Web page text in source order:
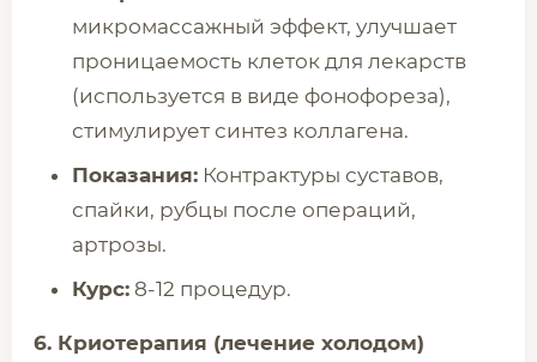
микромассажный эффект, улучшает
проницаемость клеток для лекарств
(используется в виде фонофореза),
стимулирует синтез коллагена.
Показания: Контрактуры суставов,
спайки, рубцы после операций,
артрозы.
Курс: 8-12 процедур.
6. Криотерапия (лечение холодом)